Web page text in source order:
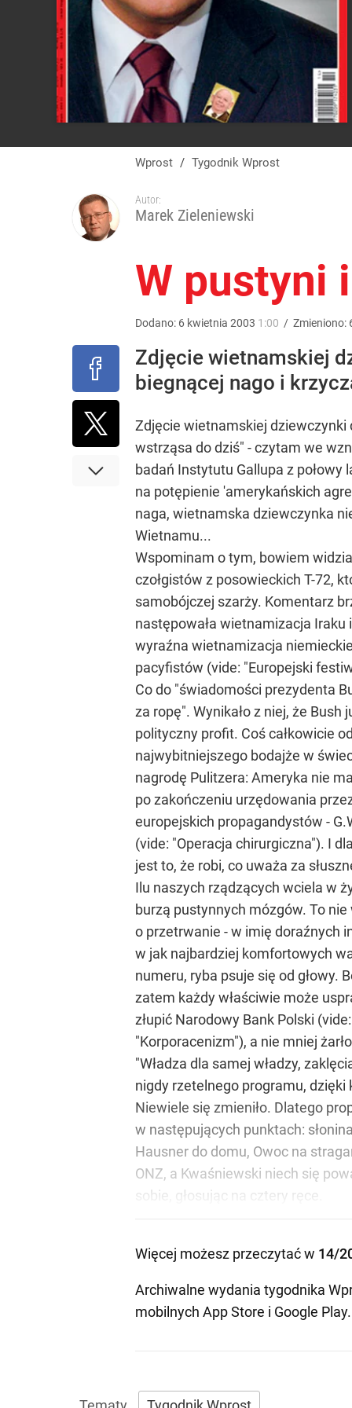
Wprost / Tygodnik Wprost
Autor:
Marek Zieleniewski
W pustyni
Dodano: 6 kwietnia 2003 1:00 / Zmieniono:
Zdjęcie wietnamskiej
biegnącej nago i
Zdjęcie wietnamskiej dziewczynki
wstrząsa do dziś" - czytam we
badań Instytutu Gallupa z połowy
na potępienie 'amerykańskich
naga, wietnamska dziewczynka
Wietnamu...
Wspominam o tym, bowiem
czołgistów z posowieckich T-72,
samobójczej szarży. Komentarz
następowała wietnamizacja
wyraźna wietnamizacja
pacyfistów (vide: "Europejski
Co do "świadomości prezydenta
za ropę". Wynikało z niej, że
polityczny profit. Coś całkowicie
najwybitniejszego bodajże w
nagrodę Pulitzera: Ameryka nie
po zakończeniu urzędowania
europejskich propagandystów -
(vide: "Operacja chirurgiczna"). I
jest to, że robi, co uważa za
Ilu naszych rządzących wciela w
burzą pustynnych mózgów. To
o przetrwanie - w imię doraźnych
w jak najbardziej komfortowych
numeru, ryba psuje się od głowy.
zatem każdy właściwie może
złupić Narodowy Bank Polski
"Korporacenizm"), a nie mniej
"Władza dla samej władzy,
nigdy rzetelnego programu, dzięki
Niewiele się zmieniło. Dlatego
w następujących punktach:
Hausner do domu, Owoc na
ONZ, a Kwaśniewski niech się
sobie, głosując na cztery ręce.
Więcej możesz przeczytać w 14/
Archiwalne wydania tygodnika
mobilnych App Store i Google Play.